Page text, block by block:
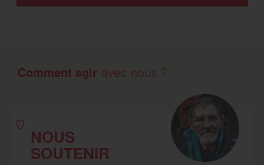
Comment agir avec nous ?
NOUS
SOUTENIR